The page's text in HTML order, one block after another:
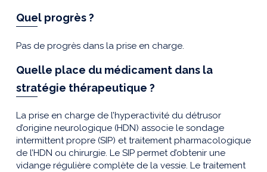
Quel progrès ?
Pas de progrès dans la prise en charge.
Quelle place du médicament dans la
stratégie thérapeutique ?
La prise en charge de l’hyperactivité du détrusor
d’origine neurologique (HDN) associe le sondage
intermittent propre (SIP) et traitement pharmacologique
de l’HDN ou chirurgie. Le SIP permet d’obtenir une
vidange régulière complète de la vessie. Le traitement